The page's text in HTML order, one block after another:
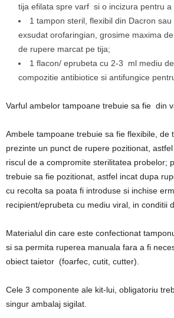
tija efilata spre varf si o incizura pentru a
1 tampon steril, flexibil din Dacron
exsudat orofaringian, grosime maxima
de rupere marcat pe tija;
1 flacon/ eprubeta cu 2-3 ml mediu
compozitie antibiotice si antifungice
Varful ambelor tampoane trebuie sa fie din
Ambele tampoane trebuie sa fie flexibile, de
prezinte un punct de rupere pozitionat,
riscul de a compromite sterilitatea probelor;
trebuie sa fie pozitionat, astfel incat dupa
cu recolta sa poata fi introduse si inchise
recipient/eprubeta cu mediu viral, in conditii
Materialul din care este confectionat
si sa permita ruperea manuala fara a fi
obiect taietor (foarfec, cutit, cutter).
Cele 3 componente ale kit-lui, obligatoriu
singur ambalaj sigilat.